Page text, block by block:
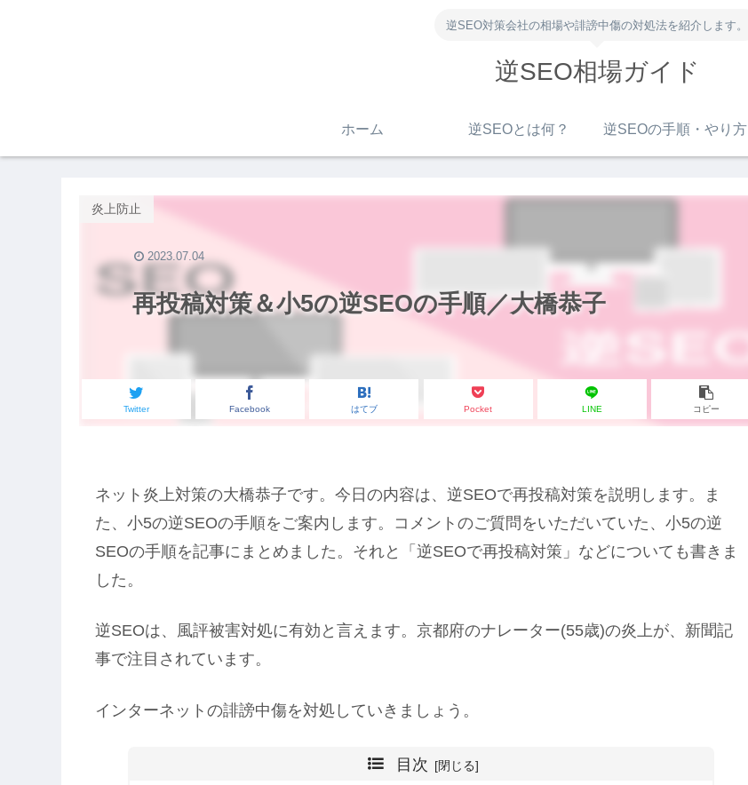
逆SEO対策会社の相場や誹謗中傷の対処法を紹介します。
逆SEO相場ガイド
ホーム 逆SEOとは何？ 逆SEOの手順・やり方
再投稿対策＆小5の逆SEOの手順／大橋恭子
炎上防止
Twitter Facebook はてブ Pocket LINE コピー
2023.07.04
ネット炎上対策の大橋恭子です。今日の内容は、逆SEOで再投稿対策を説明します。ま
た、小5の逆SEOの手順をご案内します。コメントのご質問をいただいていた、小5の逆
SEOの手順を記事にまとめました。それと「逆SEOで再投稿対策」などについても書きま
した。
逆SEOは、風評被害対処に有効と言えます。京都府のナレーター(55歳)の炎上が、新聞記
事で注目されています。
インターネットの誹謗中傷を対処していきましょう。
目次